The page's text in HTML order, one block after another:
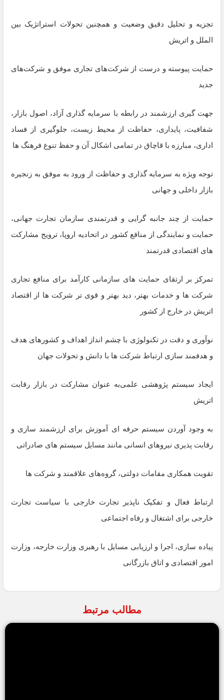
تجزیه و تحلیل دقیق وضعیت و همچنین تحولات استراتژیک بین
الملل و اتریش
حمایت پیوسته و درست از شرکت‌های تجاری موفق و شرکت‌های
جدید
جهت گیری ارزشمند در رابطه با سرمایه گذاری آزاد، اصول بازار،
شفافیت، پایداری، حفاظت از محیط زیست، جلوگیری از فساد
اداری، مبارزه با قاچاق در تمامی اشکال آن و حفظ تنوع فرهنگ ها
توجه ویژه به سرمایه گذاری و حفاظت از ورود به موفق به زنجیره
بازار داخلی و جهانی
حمایت از چند جانبه گرایی و قدرتمندی سازمان تجارت جهانی،
حمایت و نمایندگی از منافع کشور در اتحادیه اروپا، ترویج مشارکت
های اقتصادی قدرتمند
تمرکز بر ارتقای حمایت های سازمانی کارآمد برای منافع تجاری
شرکت‌ ها و خدمات بهتر، دید بهتر و قوی تر شرکت‌ ها از اقتصاد
اتریش در خارج از کشور
نوآوری و دقت در تکنولوژی با چشم انداز اهداف و کشورهای هدف
و هدفمند سازی ارتباط شرکت ‌ها با دانش و تحولات جهان
ایجاد سیستم پژوهشی علمی‌به عنوان مشارکت در بازار رقابت
اتریش
به وجود آوردن سیستم حرفه ای آموزش برای ارزشمند سازی و
رقابت پذیری نیروهای انسانی مانند مسایل سیستم های صادراتی
تقویت همکاری مقامات دولتی، گروه‌های علاقمند و شرکت ها
ارتباط فعال و تفکیک ناپذیر تجارت خارجی با سیاست تجارت
خارجی برای اشتغال و رفاه اجتماعی
پیاده سازی، اجرا و ارزیابی مسایل با رهبری وزارت خارجه، وزارت
امور اقتصادی و اتاق بازرگانی
مطالب مرتبط